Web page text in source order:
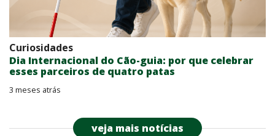
Curiosidades
Dia Internacional do Cão-guia: por que celebrar
esses parceiros de quatro patas
3 meses atrás
veja mais notícias